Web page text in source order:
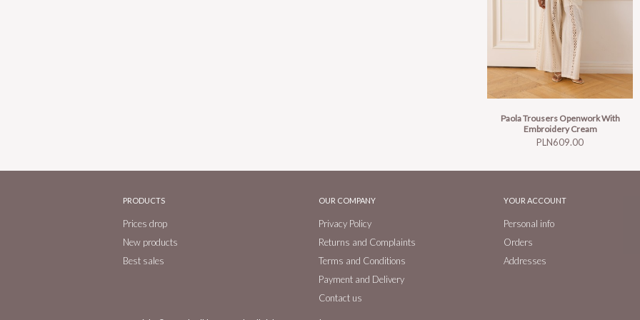
Paola Trousers Openwork With
Embroidery Cream
Price
PLN609.00
PRODUCTS
Prices drop
New products
Best sales
OUR COMPANY
Privacy Policy
Returns and Complaints
Terms and Conditions
Payment and Delivery
Contact us
YOUR ACCOUNT
Personal info
Orders
Addresses